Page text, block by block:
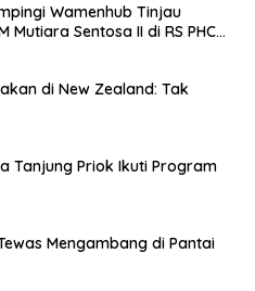
Wamenhub Tinjau
Mutiara Sentosa II di RS PHC
di New Zealand: Tak
Tanjung Priok Ikuti Program
Mengambang di Pantai